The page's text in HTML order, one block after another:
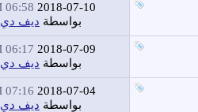
2018-07-10
06:58 PM
بواسطة ديف دي
2018-07-09
06:17 PM
بواسطة ديف دي
2018-07-04
07:16 PM
بواسطة ديف دي